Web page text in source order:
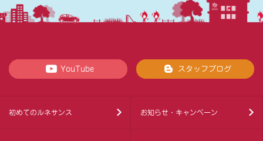
YouTube スタッフブログ
初めてのルネサンス お知らせ・キャンペーン